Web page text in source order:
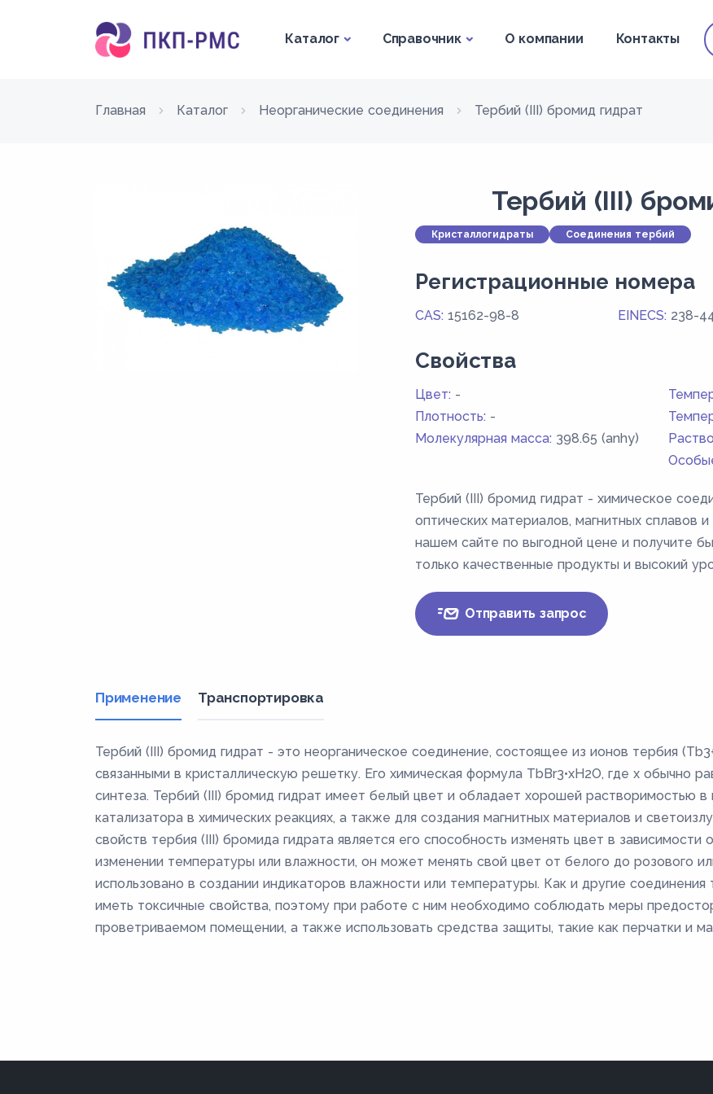
Каталог Справочник О компании Контакты
Главная Каталог Неорганические соединения Тербий (III) бромид гидрат
Тербий (III)
Кристаллогидраты Соединения тербий
Регистрационные номера
CAS: 15162-98-8 EINECS: 238-
Свойства
Цвет: -
Плотность: -
Молекулярная масса: 398.65 (anhy)
Тербий (III) бромид гидрат - химическое
оптических материалов, магнитных сплавов
нашем сайте по выгодной цене и получите
только качественные продукты и высокий
Отправить запрос
Применение Транспортировка
Тербий (III) бромид гидрат - это неорганическое соединение, состоящее из ионов тербия
связанными в кристаллическую решетку. Его химическая формула TbBr3•xH2O, где x обычно
синтеза. Тербий (III) бромид гидрат имеет белый цвет и обладает хорошей растворимостью
катализатора в химических реакциях, а также для создания магнитных материалов и
свойств тербия (III) бромида гидрата является его способность изменять цвет в
изменении температуры или влажности, он может менять свой цвет от белого до розового
использовано в создании индикаторов влажности или температуры. Как и другие
иметь токсичные свойства, поэтому при работе с ним необходимо соблюдать меры
проветриваемом помещении, а также использовать средства защиты, такие как перчатки и